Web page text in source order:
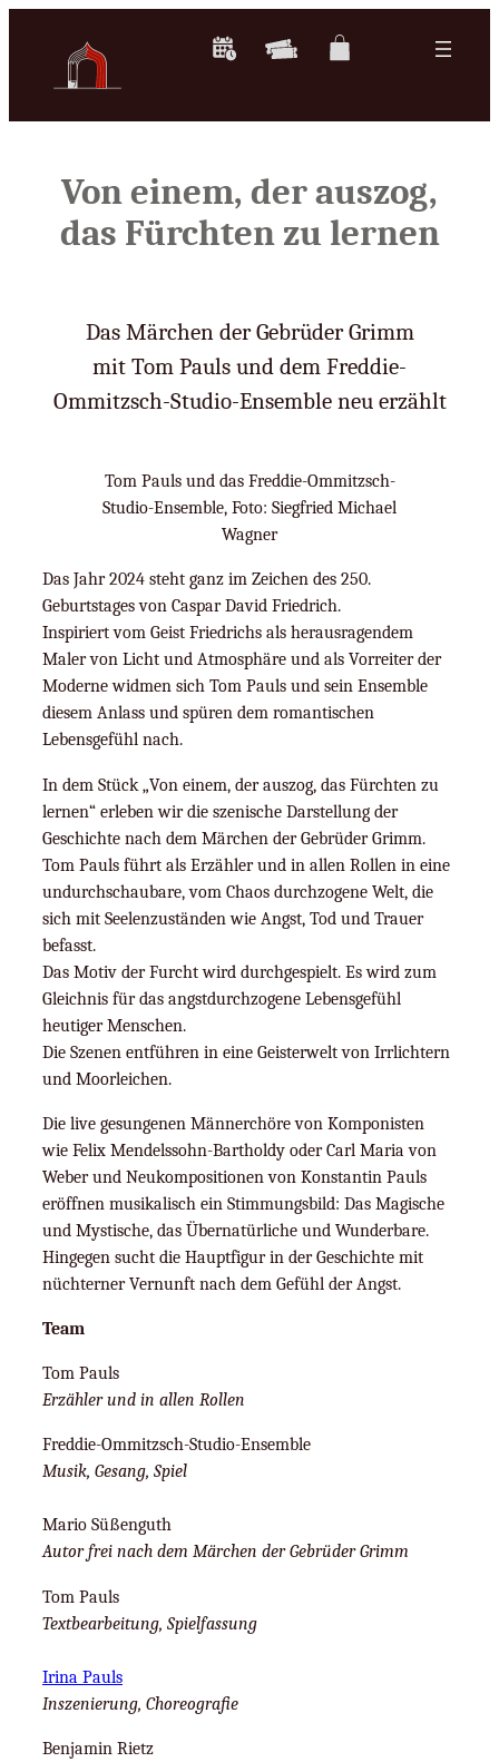
Von einem, der auszog,
das Fürchten zu lernen
Das Märchen der Gebrüder Grimm
mit Tom Pauls und dem Freddie-
Ommitzsch-Studio-Ensemble neu erzählt
Tom Pauls und das Freddie-Ommitzsch-
Studio-Ensemble, Foto: Siegfried Michael
Wagner
Das Jahr 2024 steht ganz im Zeichen des 250.
Geburtstages von Caspar David Friedrich.
Inspiriert vom Geist Friedrichs als herausragendem
Maler von Licht und Atmosphäre und als Vorreiter der
Moderne widmen sich Tom Pauls und sein Ensemble
diesem Anlass und spüren dem romantischen
Lebensgefühl nach.
In dem Stück „Von einem, der auszog, das Fürchten zu
lernen“ erleben wir die szenische Darstellung der
Geschichte nach dem Märchen der Gebrüder Grimm.
Tom Pauls führt als Erzähler und in allen Rollen in eine
undurchschaubare, vom Chaos durchzogene Welt, die
sich mit Seelenzuständen wie Angst, Tod und Trauer
befasst.
Das Motiv der Furcht wird durchgespielt. Es wird zum
Gleichnis für das angstdurchzogene Lebensgefühl
heutiger Menschen.
Die Szenen entführen in eine Geisterwelt von Irrlichtern
und Moorleichen.
Die live gesungenen Männerchöre von Komponisten
wie Felix Mendelssohn-Bartholdy oder Carl Maria von
Weber und Neukompositionen von Konstantin Pauls
eröffnen musikalisch ein Stimmungsbild: Das Magische
und Mystische, das Übernatürliche und Wunderbare.
Hingegen sucht die Hauptfigur in der Geschichte mit
nüchterner Vernunft nach dem Gefühl der Angst.
Team
Tom Pauls
Erzähler und in allen Rollen
Freddie-Ommitzsch-Studio-Ensemble
Musik, Gesang, Spiel
Mario Süßenguth
Autor frei nach dem Märchen der Gebrüder Grimm
Tom Pauls
Textbearbeitung, Spielfassung
Irina Pauls
Inszenierung, Choreografie
Benjamin Rietz